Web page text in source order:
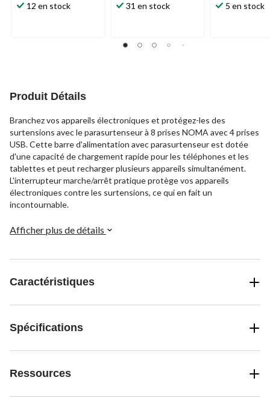
12 en stock 31 en stock 5 en stock
Produit Détails
Branchez vos appareils électroniques et protégez-les des
surtensions avec le parasurtenseur à 8 prises NOMA avec 4 prises
USB. Cette barre d'alimentation avec parasurtenseur est dotée
d'une capacité de chargement rapide pour les téléphones et les
tablettes et peut recharger plusieurs appareils simultanément.
L'interrupteur marche/arrêt pratique protège vos appareils
électroniques contre les surtensions, ce qui en fait un
incontournable.
Afficher plus de détails
Caractéristiques
Spécifications
Ressources